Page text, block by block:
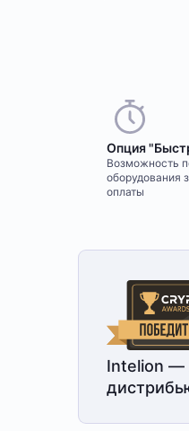
Опция
Возможность
оборудования
оплаты
Intelion —